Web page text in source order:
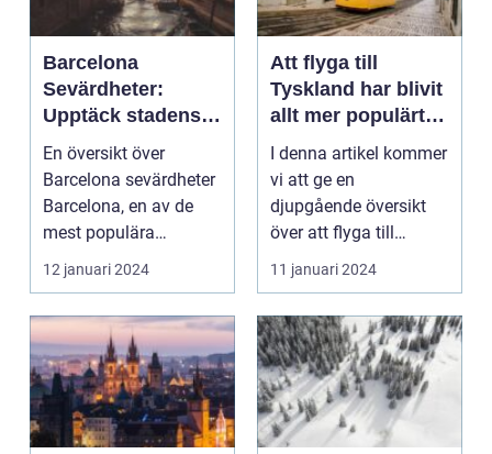
Barcelona
Sevärdheter:
Upptäck stadens
skatter
En översikt över
Barcelona sevärdheter
Barcelona, en av de
mest populära
destinationerna i
Europa, ...
12 januari 2024
Att flyga till
Tyskland har blivit
allt mer populärt
bland
privatpersoner
som vill utforska
landets kultur,
historia och
naturliga skönhet
I denna artikel kommer
vi att ge en
djupgående översikt
över att flyga till
Tyskland, inklusive
olik...
11 januari 2024